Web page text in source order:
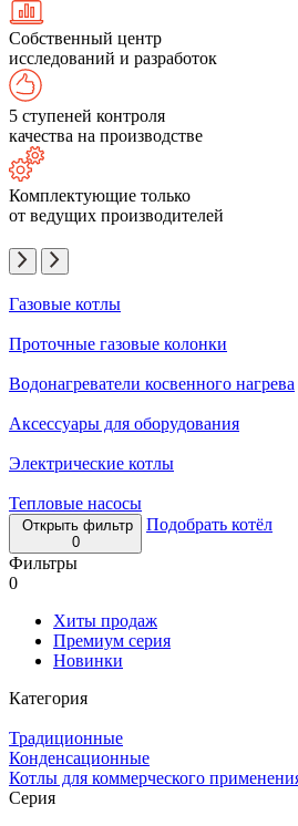
Собственный центр
исследований и разработок
5 ступеней контроля
качества на производстве
Комплектующие только
от ведущих производителей
Газовые котлы
Проточные газовые колонки
Водонагреватели косвенного нагрева
Аксессуары для оборудования
Электрические котлы
Тепловые насосы
Открыть фильтр
0
Подобрать котёл
Фильтры
0
Хиты продаж
Премиум серия
Новинки
Категория
Традиционные
Конденсационные
Котлы для коммерческого
Серия